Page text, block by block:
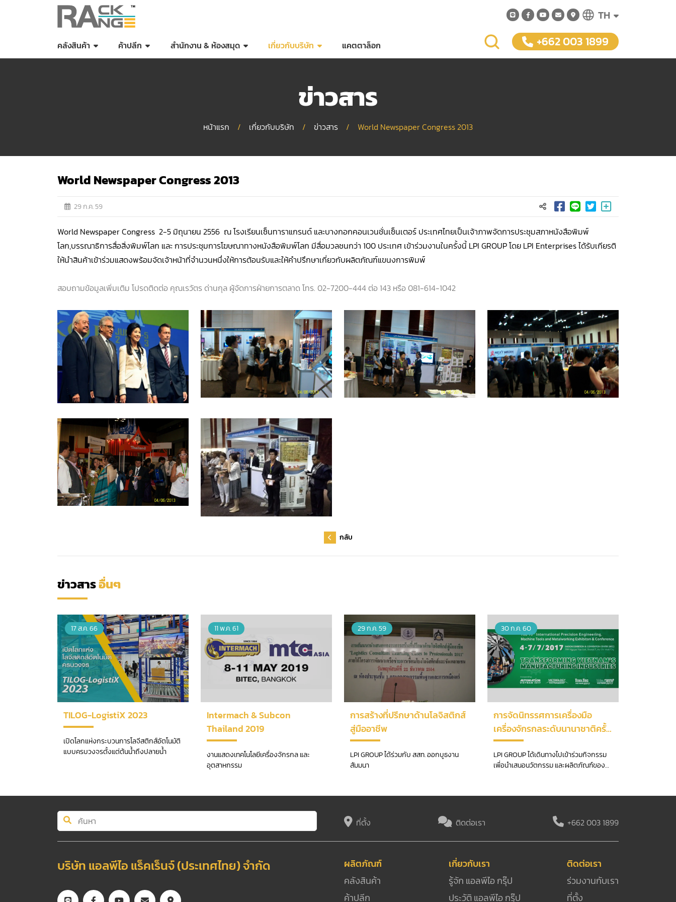
TH
คลังสินค้า ค้าปลีก สำนักงาน & ห้องสมุด เกี่ยวกับบริษัท แคตตาล็อก +662 003 1899
ข่าวสาร
หน้าแรก / เกี่ยวกับบริษัท / ข่าวสาร / World Newspaper Congress 2013
World Newspaper Congress 2013
29 ก.ค. 59
World Newspaper Congress 2-5 มิถุนายน 2556 ณ โรงเรียนเซ็นทาราแกรนด์ และบางกอกคอนเวนชั่นเซ็นเตอร์ ประเทศไทยเป็นเจ้าภาพจัดการประชุมสภาหนังสือพิมพ์
โลก,บรรณาธิการสื่อสิ่งพิมพ์โลก และ การประชุมการโฆษณาทางหนังสือพิมพ์โลก มีสื่อมวลชนกว่า 100 ประเทศ เข้าร่วมงานในครั้งนี้ LPI GROUP โดย LPI Enterprises ได้รับเกียรติ
ให้นำสินค้าเข้าร่วมแสดงพร้อมจัดเจ้าหน้าที่จำนวนหนึ่งให้การต้อนรับและให้คำปรึกษาเกี่ยวกับผลิตภัณฑ์แขนงการพิมพ์
สอบถามข้อมูลเพิ่มเติม โปรดติดต่อ คุณเรวัตร ด่านกุล ผู้จัดการฝ่ายการตลาด โทร. 02-7200-444 ต่อ 143 หรือ 081-614-1042
กลับ
ข่าวสารอื่นๆ
17 ส.ค. 66
TILOG-LogistiX 2023
เปิดโลกแห่งกระบวนการโลจีสติกส์อัตโนมัติ
แบบครบวงจรตั้งแต่ต้นน้ำถึงปลายน้ำ
11 พ.ค. 61
Intermach & Subcon
Thailand 2019
งานแสดงเทคโนโลยีเครื่องจักรกล และ
อุตสาหกรรม
29 ก.ค. 59
การสร้างที่ปรึกษาด้านโลจิสติกส์
สู่มืออาชีพ
LPI GROUP ได้ร่วมกับ สสท. ออกบูธงาน
สัมมนา
30 ก.ค. 60
การจัดนิทรรศการเครื่องมือ
เครื่องจักรกลระดับนานาชาติครั้ง
ที่ 15 ประเทศเวียดนาม
LPI GROUP ได้เดินทางไปเข้าร่วมกิจกรรม
เพื่อนำเสนอนวัตกรรม และผลิตภัณฑ์ของ
ที่ตั้ง ติดต่อเรา +662 003 1899
บริษัท แอลพีไอ แร็คเร็นจ์ (ประเทศไทย) จำกัด
ผลิตภัณฑ์
คลังสินค้า
ค้าปลีก
เกี่ยวกับเรา
รู้จัก แอลพีไอ กรุ๊ป
ประวัติ แอลพีไอ กรุ๊ป
ติดต่อเรา
ร่วมงานกับเรา
ที่ตั้ง